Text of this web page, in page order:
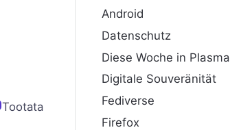
Tootata
Android
Datenschutz
Diese Woche in Plasma
Digitale Souveränität
Fediverse
Firefox